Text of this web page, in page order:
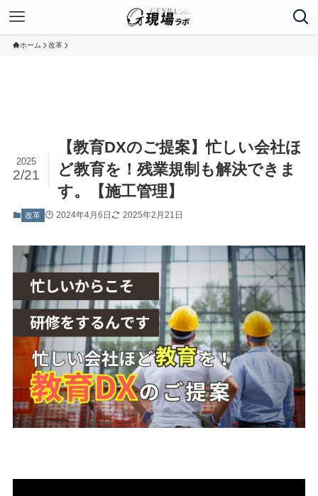
ホーム 改革
【教育DXのご提案】忙しい会社ほ
ど教育を！残業規制も解決できま
す。【施工管理】
2025
2/21
改革 2024年4月6日 2025年2月21日